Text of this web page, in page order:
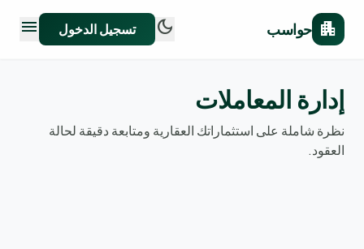
apartment حواسب dark_mode تسجيل الدخول menu
إدارة المعاملات
نظرة شاملة على استثماراتك العقارية ومتابعة دقيقة لحالة
العقود.